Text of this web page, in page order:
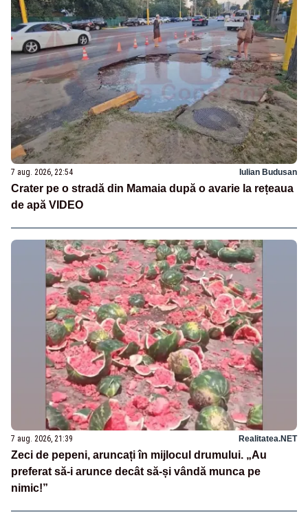
7 aug. 2026, 22:54 Iulian Budusan
Crater pe o stradă din Mamaia după o avarie la rețeaua
de apă VIDEO
7 aug. 2026, 21:39 Realitatea.NET
Zeci de pepeni, aruncați în mijlocul drumului. „Au
preferat să-i arunce decât să-și vândă munca pe
nimic!”